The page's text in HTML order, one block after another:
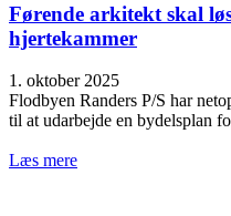
Førende arkitekt skal
hjertekammer
1. oktober 2025
Flodbyen Randers P/S har
til at udarbejde en bydelsplan
Læs mere